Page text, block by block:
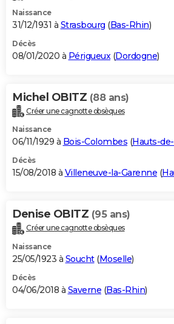
Naissance
31/12/1931 à Strasbourg (Bas-Rhin)
Décès
08/01/2020 à Périgueux (Dordogne)
Michel OBITZ (88 ans)
Créer une cagnotte obsèques
Naissance
06/11/1929 à Bois-Colombes (Hauts-
Décès
15/08/2018 à Villeneuve-la-Garenne (
Denise OBITZ (95 ans)
Créer une cagnotte obsèques
Naissance
25/05/1923 à Soucht(Moselle)
Décès
04/06/2018 à Saverne (Bas-Rhin)